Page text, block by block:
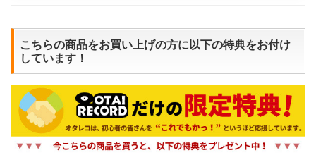
こちらの商品をお買い上げの方に以下の特典をお付け
しています！